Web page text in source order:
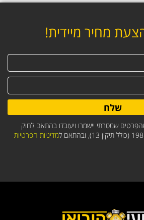
מחיר מיידית!
שמסרתי יישמרו ויעובדו בהתאם לחוק
מדיניות הפרטיות
שלח